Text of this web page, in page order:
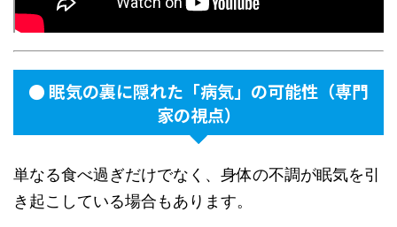
● 眠気の裏に隠れた「病気」の可能性（専門
家の視点）
単なる食べ過ぎだけでなく、身体の不調が眠気を引
き起こしている場合もあります。